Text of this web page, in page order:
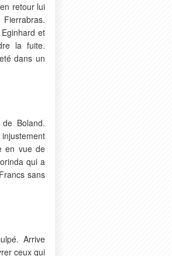
retour lui
et
la fuite.
dans un
Boland.
en vue de
qui a
sans
Arrive
ceux qui